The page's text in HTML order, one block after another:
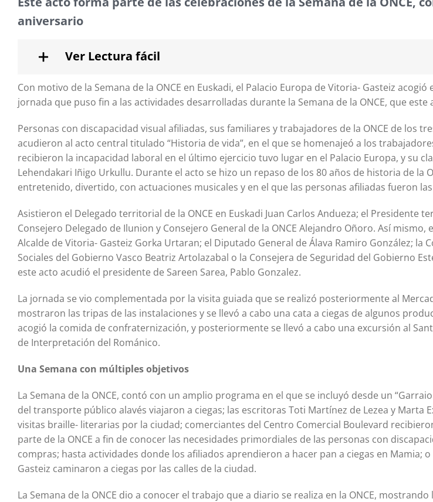
aniversario
Ver Lectura fácil
Con motivo de la Semana de la ONCE en Euskadi, el Palacio Europa de Vitoria- Gasteiz acogió
jornada que puso fin a las actividades desarrolladas durante la Semana de la ONCE, que este
Personas con discapacidad visual afiliadas, sus familiares y trabajadores de la ONCE de los
acudieron al acto central titulado “Historia de vida”, en el que se homenajeó a los
recibieron la incapacidad laboral en el último ejercicio tuvo lugar en el Palacio Europa, y su
Lehendakari Iñigo Urkullu. Durante el acto se hizo un repaso de los 80 años de historia de la
entretenido, divertido, con actuaciones musicales y en el que las personas afiliadas fueron
Asistieron el Delegado territorial de la ONCE en Euskadi Juan Carlos Andueza; el Presidente
Consejero Delegado de Ilunion y Consejero General de la ONCE Alejandro Oñoro. Así
Alcalde de Vitoria- Gasteiz Gorka Urtaran; el Diputado General de Álava Ramiro González; la
Sociales del Gobierno Vasco Beatriz Artolazabal o la Consejera de Seguridad del Gobierno
este acto acudió el presidente de Sareen Sarea, Pablo Gonzalez.
La jornada se vio complementada por la visita guiada que se realizó posteriormente al
mostraron las tripas de las instalaciones y se llevó a cabo una cata a ciegas de algunos
acogió la comida de confraternización, y posteriormente se llevó a cabo una excursión al
de Interpretación del Románico.
Una Semana con múltiples objetivos
La Semana de la ONCE, contó con un amplio programa en el que se incluyó desde un
del transporte público alavés viajaron a ciegas; las escritoras Toti Martínez de Lezea y Marta
visitas braille- literarias por la ciudad; comerciantes del Centro Comercial Boulevard
parte de la ONCE a fin de conocer las necesidades primordiales de las personas con
compras; hasta actividades donde los afiliados aprendieron a hacer pan a ciegas en Mamia;
Gasteiz caminaron a ciegas por las calles de la ciudad.
La Semana de la ONCE dio a conocer el trabajo que a diario se realiza en la ONCE,